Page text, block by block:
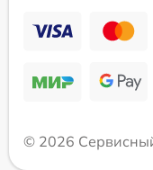
© 2026